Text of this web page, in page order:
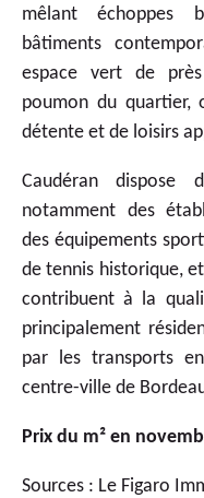
mêlant échoppes
bâtiments
espace vert de
poumon du quartier,
détente et de loisirs
Caudéran dispose
notamment des
des équipements
de tennis historique,
contribuent à la
principalement
par les transports
centre-ville de
Prix du m² en
Sources : Le Figaro